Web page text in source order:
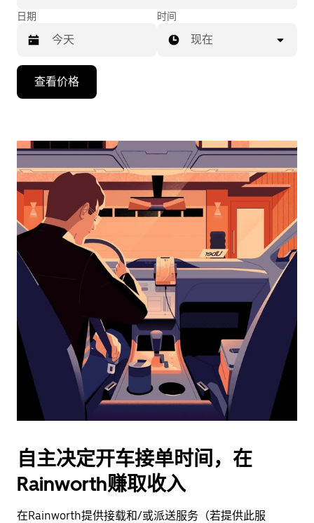
日期
向
头
浏
日
并
期。
按
退
闭
日
历。
时间
现在
查看价格
自主决定开车接单时间，在
Rainworth赚取收入
在Rainworth提供接载和/或派送服务（若提供此服